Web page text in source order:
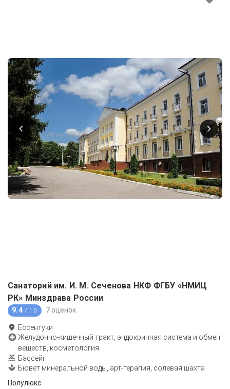
Санаторий им. И. М. Сеченова НКФ ФГБУ «НМИЦ
РК» Минздрава России
9.4 / 10 7 оценок
Ессентуки
Желудочно-кишечный тракт, эндокринная система и обмен
веществ, косметология
Бассейн
Бювет минеральной воды, арт-терапия, солевая шахта
Полулюкс